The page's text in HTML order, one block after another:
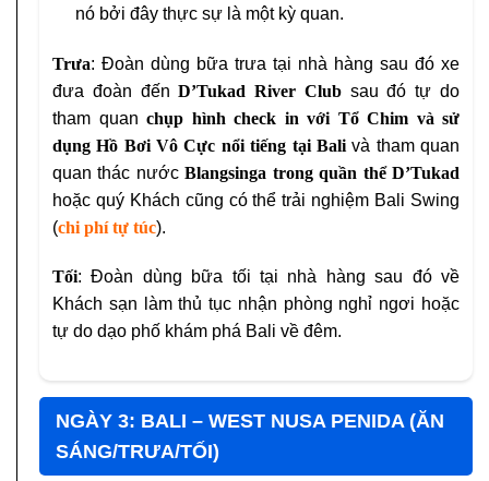
nó bởi đây thực sự là một kỳ quan.
Trưa: Đoàn dùng bữa trưa tại nhà hàng sau đó xe
đưa đoàn đếnD’Tukad River Clubsau đó tự do
tham quan chụp hình check in với Tổ Chim và sử
dụng Hồ Bơi Vô Cực nổi tiếng tại Balivà tham quan
quan thác nướcBlangsinga trong quần thểD’Tukad
hoặc quý Khách cũng có thể trải nghiệm Bali Swing
(chi phí tự túc).
Tối: Đoàn dùng bữa tối tại nhà hàng sau đó về
Khách sạn làm thủ tục nhận phòng nghỉ ngơi hoặc
tự do dạo phố khám phá Bali về đêm.
NGÀY 3: BALI – WEST NUSA PENIDA (ĂN
SÁNG/TRƯA/TỐI)